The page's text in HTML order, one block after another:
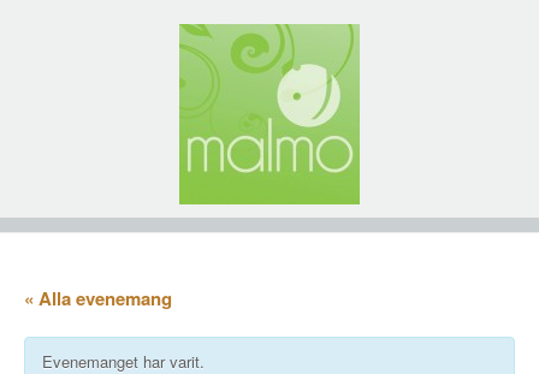
« Alla evenemang
Evenemanget har varit.